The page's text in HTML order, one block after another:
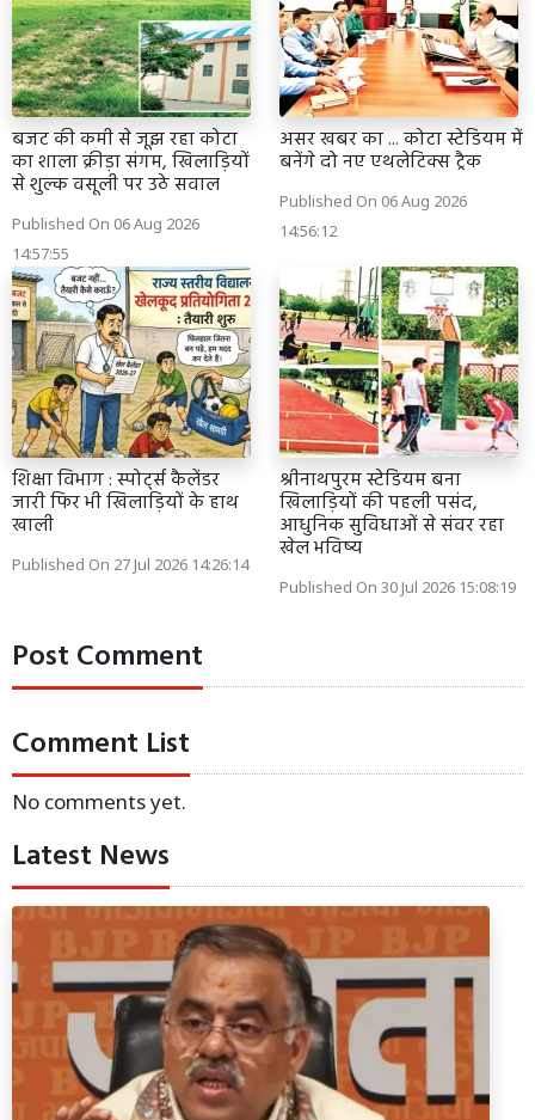
बजट की कमी से जूझ रहा कोटा
का शाला क्रीड़ा संगम, खिलाड़ियों
से शुल्क वसूली पर उठे सवाल
Published On 06 Aug 2026
14:57:55
असर खबर का ... कोटा स्टेडियम में
बनेंगे दो नए एथलेटिक्स ट्रैक
Published On 06 Aug 2026
14:56:12
शिक्षा विभाग : स्पोर्ट्स कैलेंडर
जारी फिर भी खिलाड़ियों के हाथ
खाली
Published On 27 Jul 2026 14:26:14
श्रीनाथपुरम स्टेडियम बना
खिलाड़ियों की पहली पसंद,
आधुनिक सुविधाओं से संवर रहा
खेल भविष्य
Published On 30 Jul 2026 15:08:19
Post Comment
Comment List
No comments yet.
Latest News